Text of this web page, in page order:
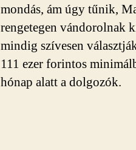
mondás, ám úgy tűnik,
rengetegen vándorolnak
mindig szívesen
111 ezer forintos
hónap alatt a dolgozók.